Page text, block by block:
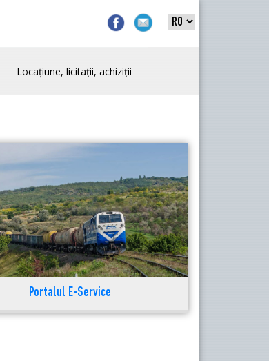
Locațiune, licitații, achiziții
Portalul E-Service